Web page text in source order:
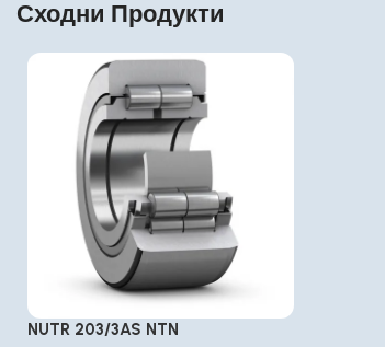
Сходни Продукти
NUTR 203/3AS NTN